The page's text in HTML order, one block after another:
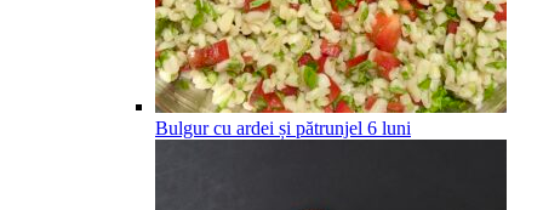
Bulgur cu ardei și pătrunjel 6 luni